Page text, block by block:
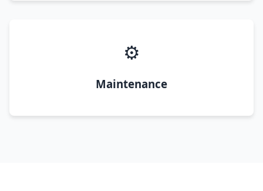
⚙️
Maintenance